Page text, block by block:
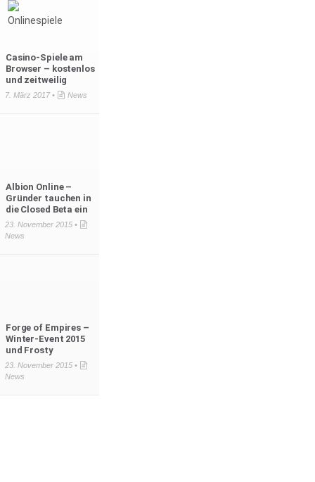
Casino-Spiele am
Browser – kostenlos
und zeitweilig
7. März 2017 • News
Albion Online –
Gründer tauchen in
die Closed Beta ein
23. November 2015 •
News
Forge of Empires –
Winter-Event 2015
und Frosty
23. November 2015 •
News